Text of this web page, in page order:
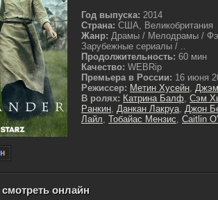
Год выпуска: 2014
Страна: США, Великобритания
Жанр: Драмы / Мелодрамы /
Зарубежные сериалы / ..
Продолжительность: 60 мин
Качество: WEBRip
Премьера в России: 16 июня
Режиссер: Метин Хусейн,
В ролях: Катрина Балф, Сэм
Ранкин, Данкан Лакруа, Джон
Лайл, Тобайас Мензис, Caitlin
смотреть онлайн